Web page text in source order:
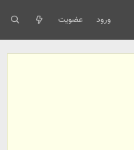
ورود عضویت